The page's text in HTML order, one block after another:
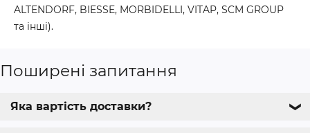
ALTENDORF, BIESSE, MORBIDELLI, VITAP, SCM GROUP
та інші).
Поширені запитання
Яка вартість доставки? ❯